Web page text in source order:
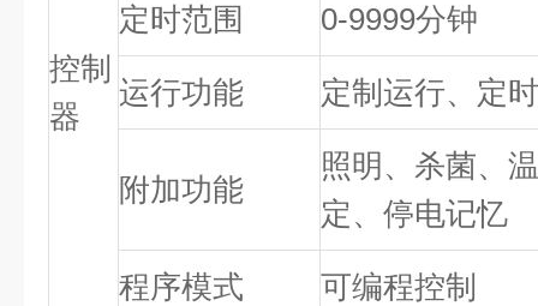
控制
器
定时范围 0-9999分钟
运行功能 定制运行、定
附加功能
照明、杀菌、
定、停电记忆
程序模式 可编程控制